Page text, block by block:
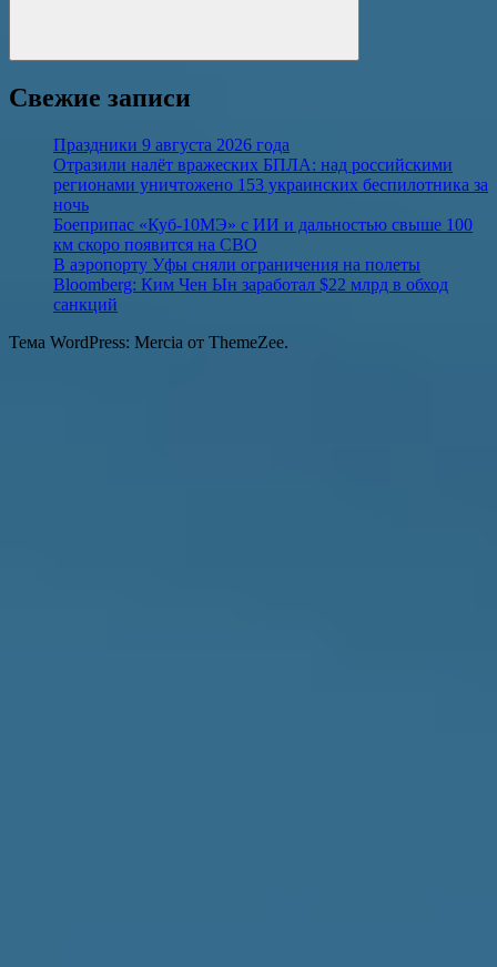
Поиск
Свежие записи
Праздники 9 августа 2026 года
Отразили налёт вражеских БПЛА: над российскими
регионами уничтожено 153 украинских беспилотника за
ночь
Боеприпас «Куб-10МЭ» с ИИ и дальностью свыше 100
км скоро появится на СВО
В аэропорту Уфы сняли ограничения на полеты
Bloomberg: Ким Чен Ын заработал $22 млрд в обход
санкций
Тема WordPress: Mercia от ThemeZee.